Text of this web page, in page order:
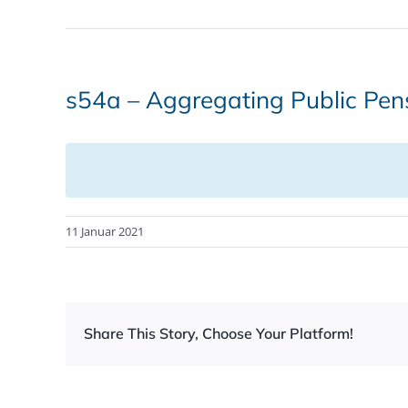
s54a – Aggregating Public
11 Januar 2021
Share This Story, Choose Your Platform!